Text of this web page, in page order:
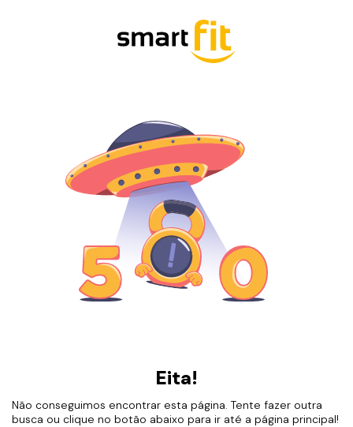
Eita!
Não conseguimos encontrar esta página. Tente fazer outra
busca ou clique no botão abaixo para ir até a página principal!